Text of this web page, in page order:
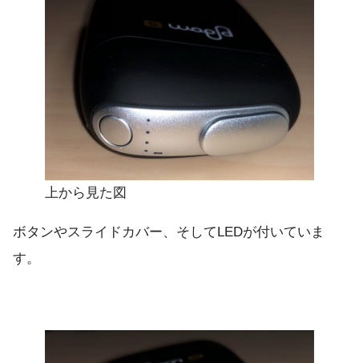
上から見た図
ボタンやスライドカバー、そしてLEDが付いていま
す。